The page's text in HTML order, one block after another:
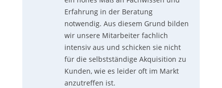
Erfahrung in der Beratung
notwendig. Aus diesem Grund bilden
wir unsere Mitarbeiter fachlich
intensiv aus und schicken sie nicht
für die selbstständige Akquisition zu
Kunden, wie es leider oft im Markt
anzutreffen ist.